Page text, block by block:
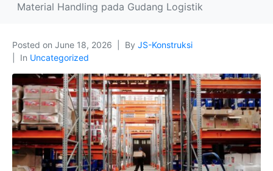
Material Handling pada Gudang Logistik
Posted on June 18, 2026 By JS-Konstruksi
In Uncategorized